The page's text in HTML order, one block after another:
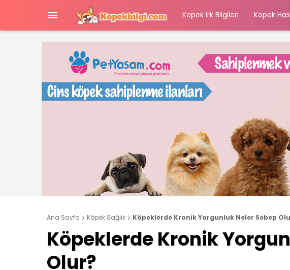
 Köpek Irk Bilgileri Köpek
Ana Sayfa  Köpek Sağlık  Köpeklerde Kronik Yorgunluk Neler Sebep
Köpeklerde Kronik
Olur?